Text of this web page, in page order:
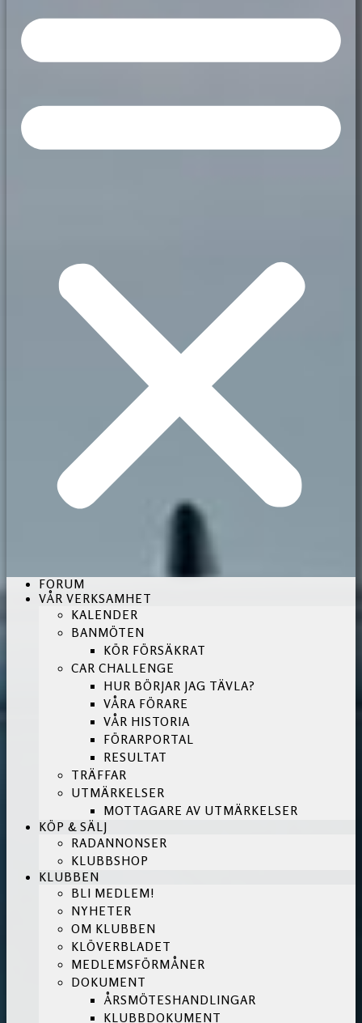
FORUM
VÅR VERKSAMHET
KALENDER
BANMÖTEN
KÖR FÖRSÄKRAT
CAR CHALLENGE
HUR BÖRJAR JAG TÄVLA?
VÅRA FÖRARE
VÅR HISTORIA
FÖRARPORTAL
RESULTAT
TRÄFFAR
UTMÄRKELSER
MOTTAGARE AV UTMÄRKELSER
KÖP & SÄLJ
RADANNONSER
KLUBBSHOP
KLUBBEN
BLI MEDLEM!
NYHETER
OM KLUBBEN
KLÖVERBLADET
MEDLEMSFÖRMÅNER
DOKUMENT
ÅRSMÖTESHANDLINGAR
KLUBBDOKUMENT